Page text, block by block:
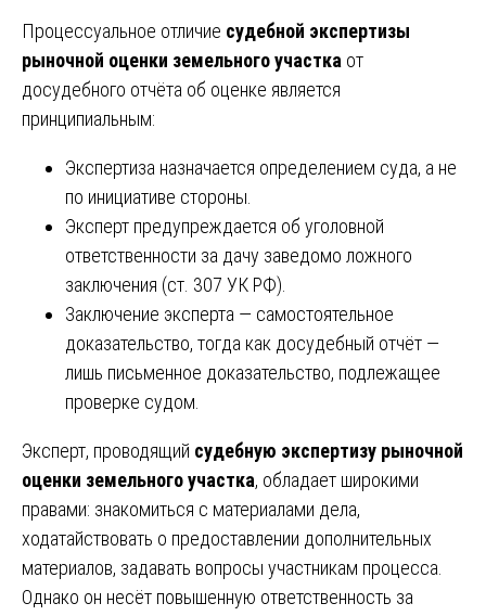
Процессуальное отличие судебной экспертизы
рыночной оценки земельного участка от
досудебного отчёта об оценке является
принципиальным:
Экспертиза назначается определением суда, а не
по инициативе стороны.
Эксперт предупреждается об уголовной
ответственности за дачу заведомо ложного
заключения (ст. 307 УК РФ).
Заключение эксперта — самостоятельное
доказательство, тогда как досудебный отчёт —
лишь письменное доказательство, подлежащее
проверке судом.
Эксперт, проводящий судебную экспертизу рыночной
оценки земельного участка, обладает широкими
правами: знакомиться с материалами дела,
ходатайствовать о предоставлении дополнительных
материалов, задавать вопросы участникам процесса.
Однако он несёт повышенную ответственность за